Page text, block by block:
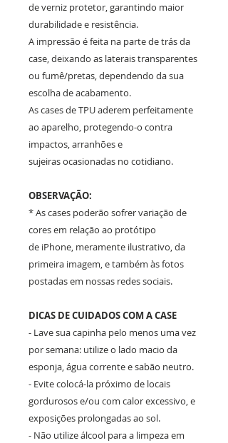
de verniz protetor, garantindo maior
durabilidade e resistência.
A impressão é feita na parte de trás da
case, deixando as laterais transparentes
ou fumê/pretas, dependendo da sua
escolha de acabamento.
As cases de TPU aderem perfeitamente
ao aparelho, protegendo-o contra
impactos, arranhões e
sujeiras ocasionadas no cotidiano.
OBSERVAÇÃO:
* As cases poderão sofrer variação de
cores em relação ao protótipo
de iPhone, meramente ilustrativo, da
primeira imagem, e também às fotos
postadas em nossas redes sociais.
DICAS DE CUIDADOS COM A CASE
- Lave sua capinha pelo menos uma vez
por semana: utilize o lado macio da
esponja, água corrente e sabão neutro.
- Evite colocá-la próximo de locais
gordurosos e/ou com calor excessivo, e
exposições prolongadas ao sol.
- Não utilize álcool para a limpeza em